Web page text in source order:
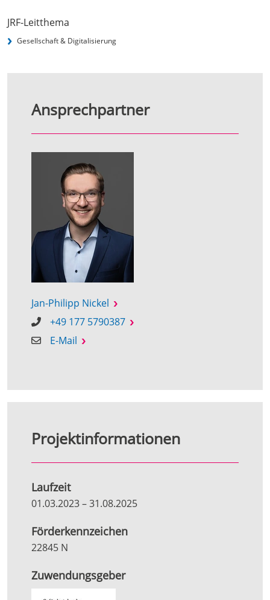
JRF-Leitthema
Gesellschaft & Digitalisierung
Ansprechpartner
Jan-Philipp Nickel
+49 177 5790387
E-Mail
Projektinformationen
Laufzeit
01.03.2023–31.08.2025
Förderkennzeichen
22845 N
Zuwendungsgeber